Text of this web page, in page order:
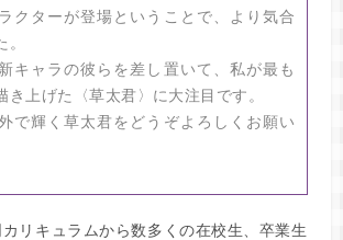
クターが登場ということで、より気合
キャラの彼らを差し置いて、私が最も
き上げた〈草太君〉に大注目です。
で輝く草太君をどうぞよろしくお願い
リキュラムから数多くの在校生、卒業生